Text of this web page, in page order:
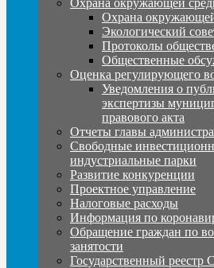
Охрана
Экологический
Протоколы
Общественные
Оценка регулирующего
Уведомления о
экспертизы
правового акта
Отчеты главы
Свободные
индустриальные парки
Развитие конкуренции
Проектное управление
Налоговые расходы
Информация по
Обращение граждан по
занятости
Государственный